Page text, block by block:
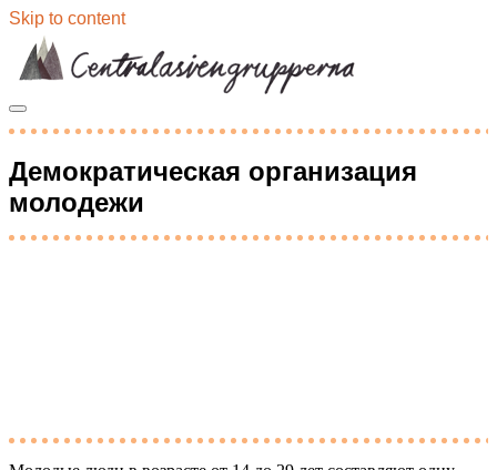
Skip to content
Демократическая организация
молодежи